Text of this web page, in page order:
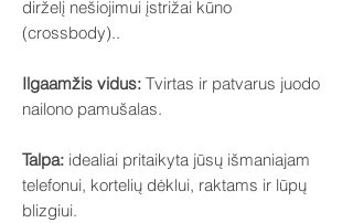
dirželį nešiojimui įstrižai kūno
(crossbody)..
Ilgaamžis vidus: Tvirtas ir patvarus juodo
nailono pamušalas.
Talpa: idealiai pritaikyta jūsų išmaniajam
telefonui, kortelių dėklui, raktams ir lūpų
blizgiui.